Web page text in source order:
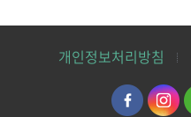
개인정보처리방침